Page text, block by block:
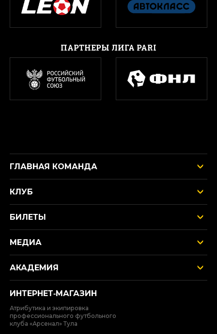
ПАРТНЕРЫ ЛИГА PARI
ГЛАВНАЯ КОМАНДА
КЛУБ
БИЛЕТЫ
МЕДИА
АКАДЕМИЯ
ИНТЕРНЕТ‑МАГАЗИН
Атрибутика и экипировка
профессионального футбольного
клуба «Арсенал» Тула